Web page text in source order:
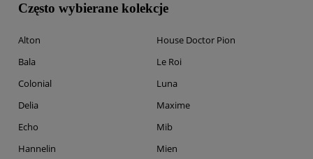
Często wybierane kolekcje
Alton
Bala
Colonial
Delia
Echo
Hannelin
House Doctor Pion
Le Roi
Luna
Maxime
Mib
Mien